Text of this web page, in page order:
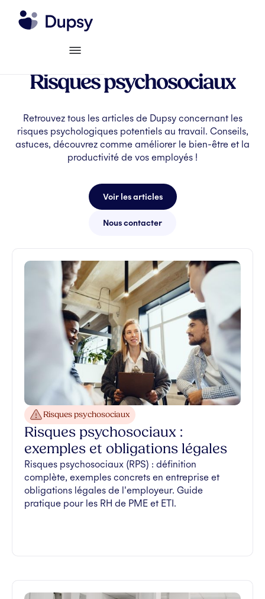
Risques psychosociaux
Retrouvez tous les articles de Dupsy concernant les
risques psychologiques potentiels au travail. Conseils,
astuces, découvrez comme améliorer le bien-être et la
productivité de vos employés !
Voir les articles
Nous contacter
Risques psychosociaux
Risques psychosociaux :
exemples et obligations légales
Risques psychosociaux (RPS) : définition
complète, exemples concrets en entreprise et
obligations légales de l'employeur. Guide
pratique pour les RH de PME et ETI.